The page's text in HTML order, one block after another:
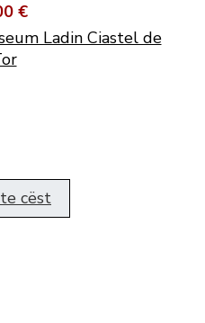
€
Ladin Ciastel de
cëst